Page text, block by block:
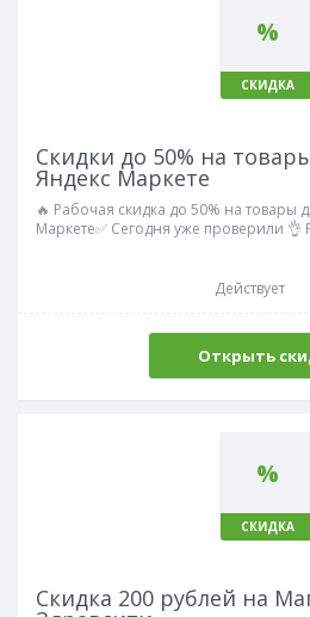
%
СКИДКА
Скидки до 50% на
Яндекс Маркете
🔥 Рабочая скидка до 50% на товары
Маркете✅ Сегодня уже проверили 👌
Действует
Открыть
%
СКИДКА
Скидка 200 рублей на